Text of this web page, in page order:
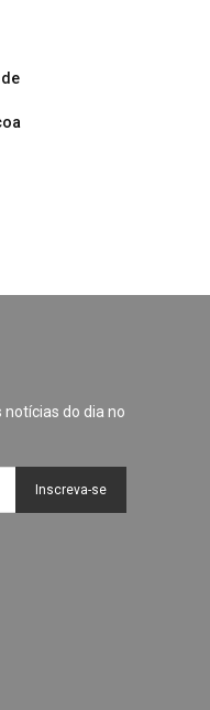
notícias do dia no
Inscreva-se